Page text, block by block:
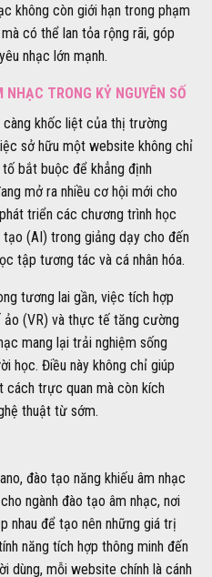
không còn giới hạn trong phạm
có thể lan tỏa rộng rãi, góp
nhạc lớn mạnh.
TRONG KỶ NGUYÊN SỐ
càng khốc liệt của thị trường
sở hữu một website không chỉ
bắt buộc để khẳng định
mở ra nhiều cơ hội mới cho
triển các chương trình học
(AI) trong giảng dạy cho đến
tập tương tác và cá nhân hóa.
tương lai gần, việc tích hợp
(VR) và thực tế tăng cường
mang lại trải nghiệm sống
học. Điều này không chỉ giúp
trực quan mà còn kích
thuật từ sớm.
đào tạo năng khiếu âm nhạc
ngành đào tạo âm nhạc, nơi
nhau để tạo nên những giá trị
năng tích hợp thông minh đến
dùng, mỗi website chính là cánh